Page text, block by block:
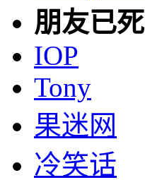
朋友已死
IOP
Tony
果迷网
冷笑话